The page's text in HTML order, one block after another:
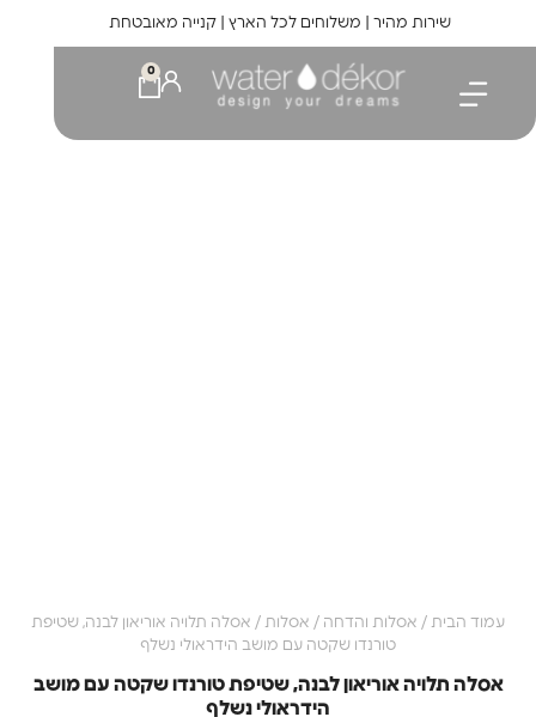
שירות מהיר | משלוחים לכל הארץ | קנייה מאובטחת
0
עמוד הבית / אסלות והדחה / אסלות / אסלה תלויה אוריאון לבנה, שטיפת
טורנדו שקטה עם מושב הידראולי נשלף
אסלה תלויה אוריאון לבנה, שטיפת טורנדו שקטה עם מושב
הידראולי נשלף